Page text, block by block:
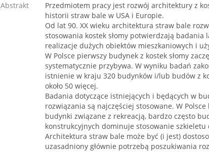
Abstrakt
Przedmiotem pracy jest rozwój architektury z
historii straw bale w USA i Europie.
Od lat 90. XX wieku architektura straw bale
stosowania kostek słomy potwierdzają
realizacje dużych obiektów mieszkaniowych i
W Polsce pierwszy budynek z kostek słomy
systematycznie przybywa. W wyniku badań
istnienie w kraju 320 budynków i/lub budów z
około 50 więcej.
Badania dotyczące istniejących i będących w
rozwiązania są najczęściej stosowane. W
budynki związane z rekreacją, bardzo często
konstrukcyjnych dominuje stosowanie szkieletu
Architektura straw bale może być (i jest)
uzasadniony głównie potrzebą poszukiwania